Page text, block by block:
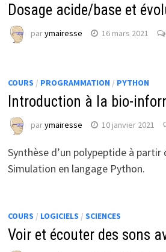
Dosage acide/base et
parymairesse 16 mars 2021
COURS / PROGRAMMATION / PYTHON
Introduction à la bio-
parymairesse 10 janvier 2021
Synthèse d’un polypeptide à partir
Simulation en langage Python.
COURS / LOGICIELS / SCIENCES
Voir et écouter des sons